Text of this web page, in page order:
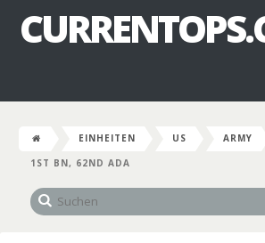
EINHEITEN US
ARMY
1ST BN, 62ND ADA